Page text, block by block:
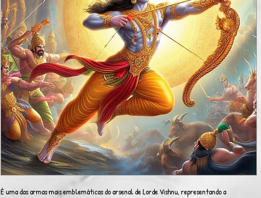
É uma das armas mais emblemáticas do arsenal de Lorde Vishnu, representando a